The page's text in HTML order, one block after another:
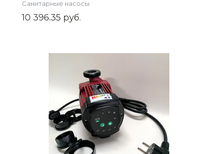
Санитарные насосы
10 396.35 руб.